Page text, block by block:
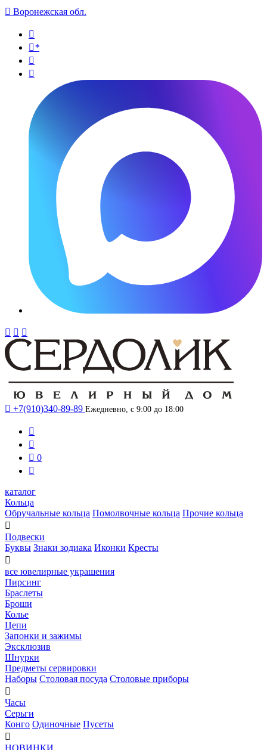
 Воронежская обл.

*


  
 +7(910)340-89-89 Ежедневно, с 9:00 до 18:00


 0

каталог
Кольца
Обручальные кольца Помолвочные кольца Прочие кольца

Подвески
Буквы Знаки зодиака Иконки Кресты

все ювелирные украшения
Пирсинг
Браслеты
Броши
Колье
Цепи
Запонки и зажимы
Эксклюзив
Шнурки
Предметы сервировки
Наборы Столовая посуда Столовые приборы

Часы
Серьги
Конго Одиночные Пусеты

НОВИНКИ